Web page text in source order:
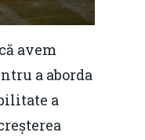
avem
a aborda
a